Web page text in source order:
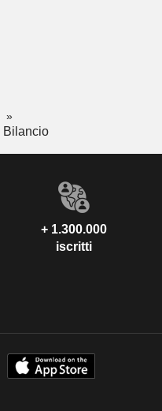
Bilancio
+ 1.300.000
iscritti